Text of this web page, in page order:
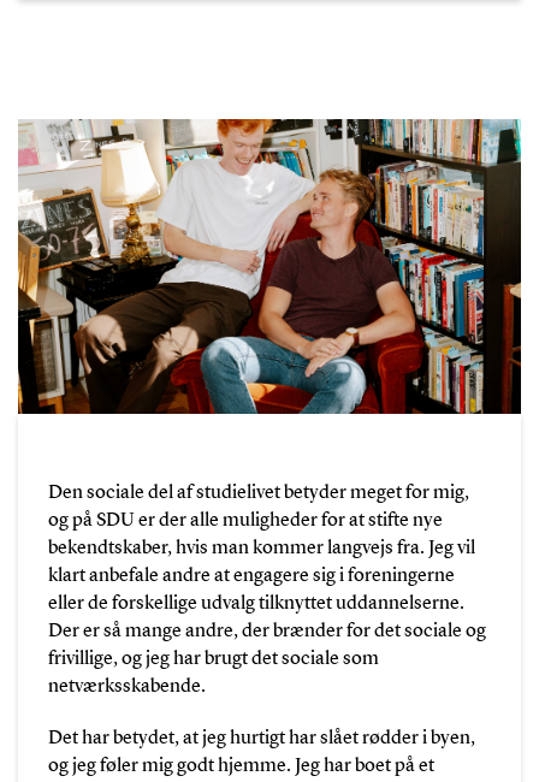
Den sociale del af studielivet betyder meget for mig,
og på SDU er der alle muligheder for at stifte nye
bekendtskaber, hvis man kommer langvejs fra. Jeg vil
klart anbefale andre at engagere sig i foreningerne
eller de forskellige udvalg tilknyttet uddannelserne.
Der er så mange andre, der brænder for det sociale og
frivillige, og jeg har brugt det sociale som
netværksskabende.
Det har betydet, at jeg hurtigt har slået rødder i byen,
og jeg føler mig godt hjemme. Jeg har boet på et